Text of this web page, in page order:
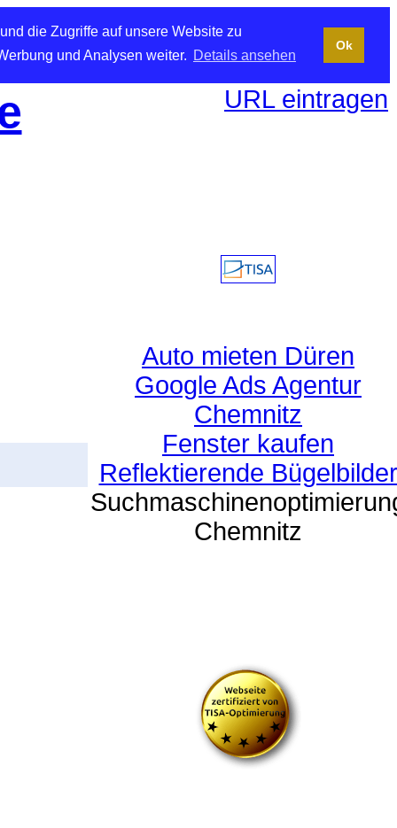
die Zugriffe auf unsere Website zu
und Analysen weiter. Details ansehen
Ok
URL eintragen
Auto mieten Düren
Google Ads Agentur
Chemnitz
Fenster kaufen
Reflektierende Bügelbilder
Chemnitz